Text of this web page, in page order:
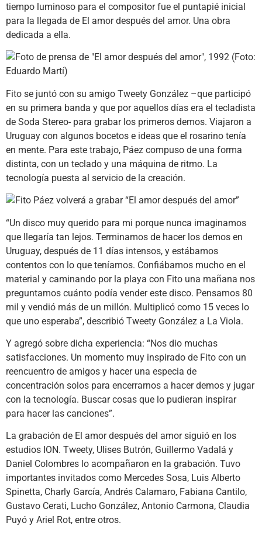
tiempo luminoso para el compositor fue el puntapié inicial
para la llegada de El amor después del amor. Una obra
dedicada a ella.
Fito se juntó con su amigo Tweety González –que participó
en su primera banda y que por aquellos días era el tecladista
de Soda Stereo- para grabar los primeros demos. Viajaron a
Uruguay con algunos bocetos e ideas que el rosarino tenía
en mente. Para este trabajo, Páez compuso de una forma
distinta, con un teclado y una máquina de ritmo. La
tecnología puesta al servicio de la creación.
“Un disco muy querido para mi porque nunca imaginamos
que llegaría tan lejos. Terminamos de hacer los demos en
Uruguay, después de 11 días intensos, y estábamos
contentos con lo que teníamos. Confiábamos mucho en el
material y caminando por la playa con Fito una mañana nos
preguntamos cuánto podía vender este disco. Pensamos 80
mil y vendió más de un millón. Multiplicó como 15 veces lo
que uno esperaba”, describió Tweety González a La Viola.
Y agregó sobre dicha experiencia: “Nos dio muchas
satisfacciones. Un momento muy inspirado de Fito con un
reencuentro de amigos y hacer una especia de
concentración solos para encerrarnos a hacer demos y jugar
con la tecnología. Buscar cosas que lo pudieran inspirar
para hacer las canciones”.
La grabación de El amor después del amor siguió en los
estudios ION. Tweety, Ulises Butrón, Guillermo Vadalá y
Daniel Colombres lo acompañaron en la grabación. Tuvo
importantes invitados como Mercedes Sosa, Luis Alberto
Spinetta, Charly García, Andrés Calamaro, Fabiana Cantilo,
Gustavo Cerati, Lucho González, Antonio Carmona, Claudia
Puyó y Ariel Rot, entre otros.